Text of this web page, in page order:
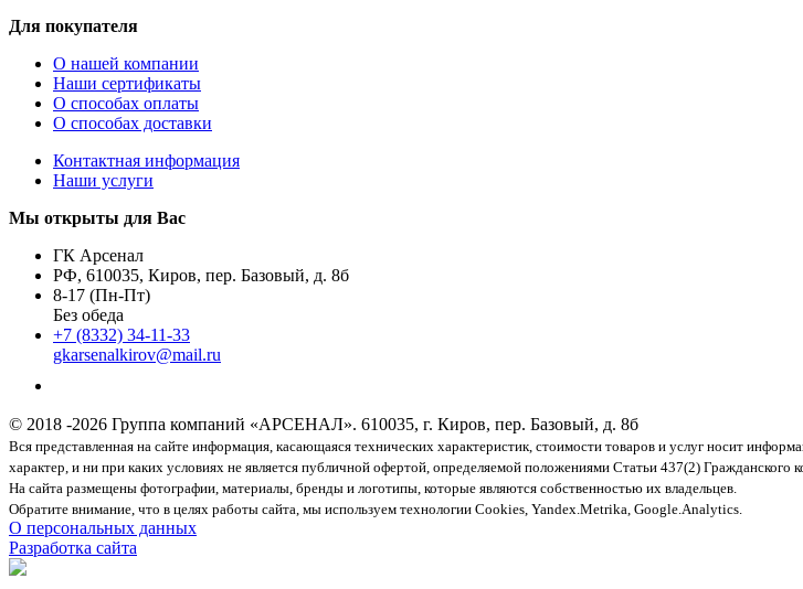
Для покупателя
О нашей компании
Наши сертификаты
О способах оплаты
О способах доставки
Контактная информация
Наши услуги
Мы открыты для Вас
ГК Арсенал
РФ, 610035, Киров, пер. Базовый, д. 8б
8-17 (Пн-Пт)
Без обеда
+7 (8332) 34-11-33
gkarsenalkirov@mail.ru
© 2018 -2026 Группа компаний «АРСЕНАЛ». 610035, г. Киров, пер. Базовый, д. 8б
Вся представленная на сайте информация, касающаяся технических характеристик, стоимости товаров и услуг носит
характер, и ни при каких условиях не является публичной офертой, определяемой положениями Статьи 437(2) Гражданского
На сайта размещены фотографии, материалы, бренды и логотипы, которые являются собственностью их владельцев.
Обратите внимание, что в целях работы сайта, мы используем технологии Cookies, Yandex.Metrika, Google.Analytics.
О персональных данных
Разработка сайта